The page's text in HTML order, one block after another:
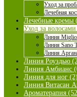
Уход за
Лечебная
Лечебные кремы
Уход за
Линия
Линия Sano
Линия
Линия Роуздью
Линия Амбианс
Линия для ног (2)
Линия Витасан
Ароматерапия